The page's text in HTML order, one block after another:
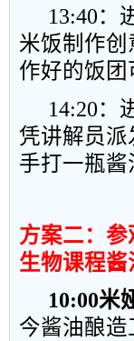
13:40：
米饭制作
作好的饭团
14:20：
凭讲解员
手打一瓶酱
方案二：参
生物课程酱
10:00米
今酱油酿